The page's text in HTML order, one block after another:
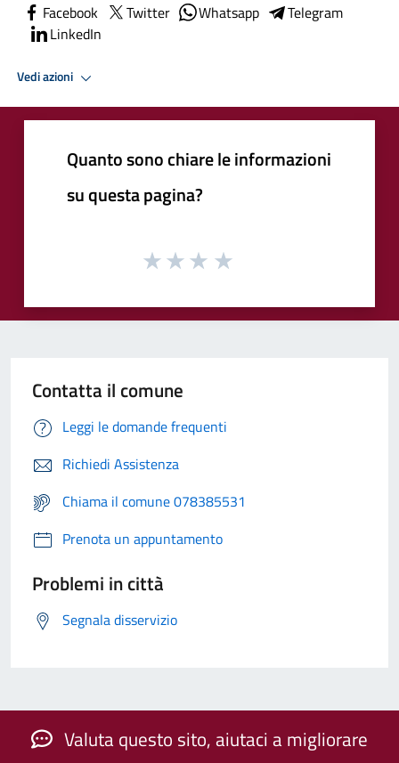
Facebook Twitter Whatsapp
Telegram
LinkedIn
Vedi azioni
Quanto sono chiare le informazioni
su questa pagina?
Contatta il comune
Leggi le domande frequenti
Richiedi Assistenza
Chiama il comune 078385531
Prenota un appuntamento
Problemi in città
Segnala disservizio
Valuta questo sito, aiutaci a migliorare